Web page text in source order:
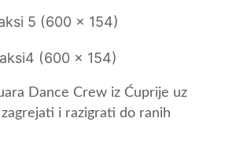
Dance Crew iz Ćuprije uz
i razigrati do ranih